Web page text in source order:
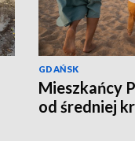
GDAŃSK
Mieszkańcy
od średniej